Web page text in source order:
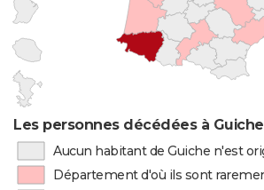
Les personnes décédées à
Aucun habitant de Guiche n'est
Département d'où ils sont